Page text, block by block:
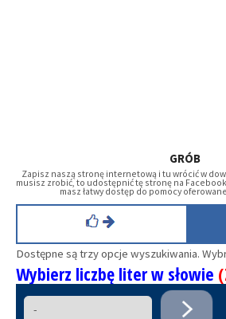
GRÓB
Zapisz naszą stronę internetową i tu wrócić w
musisz zrobić, to udostępnić tę stronę na
masz łatwy dostęp do pomocy
Dostępne są trzy opcje wyszukiwania.
Wybierz liczbę liter w słowie